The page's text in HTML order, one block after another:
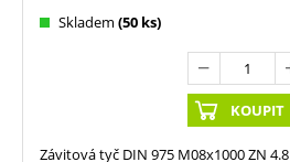
Skladem (50 ks)
KOUPIT
Závitová tyč DIN 975 M08x1000 ZN 4.8